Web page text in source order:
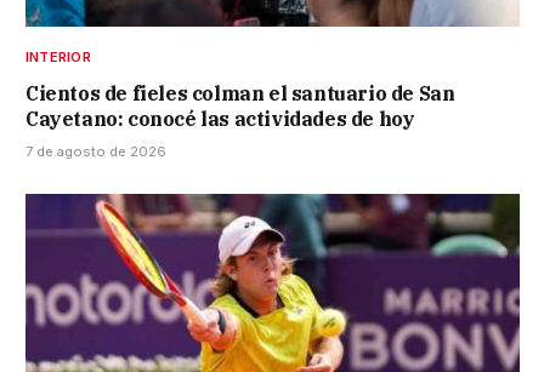
INTERIOR
Cientos de fieles colman el santuario de San
Cayetano: conocé las actividades de hoy
7 de agosto de 2026